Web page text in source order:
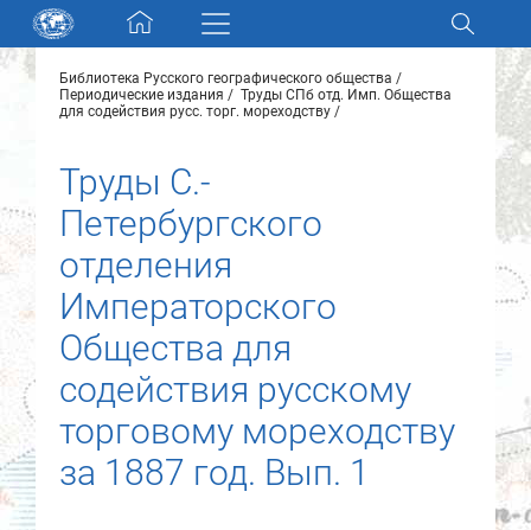
Skip navigation
Разделы и коллекции
Новости
О нас
Контакты
Партнеры
Библиотека Русского географического общества
Периодические издания
Труды СПб отд. Имп. Общества
для содействия русс. торг. мореходству
Труды С.-
Петербургского
отделения
Императорского
Общества для
содействия русскому
торговому мореходству
за 1887 год. Вып. 1